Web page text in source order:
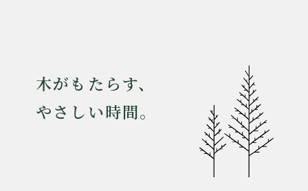
木がもたらす、
やさしい時間。